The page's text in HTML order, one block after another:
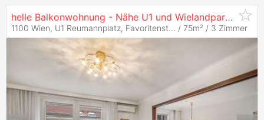
helle Balkonwohnung - Nähe U1 und Wielandpark I Lift - Klimaanlage I ruhige Seitengasse I separate Küche I beim Reumannplatz
1100 Wien, U1 Reumannplatz, Favoritenst... / 75m² / 3 Zimmer